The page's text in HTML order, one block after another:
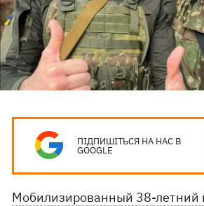
ПІДПИШІТЬСЯ НА НАС В
GOOGLE
Мобилизированный 38-летний